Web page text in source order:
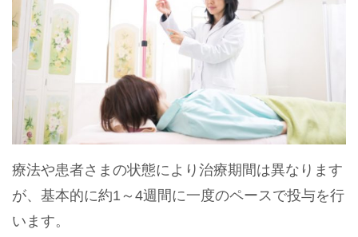
療法や患者さまの状態により治療期間は異なります
が、基本的に約1～4週間に一度のペースで投与を行
います。